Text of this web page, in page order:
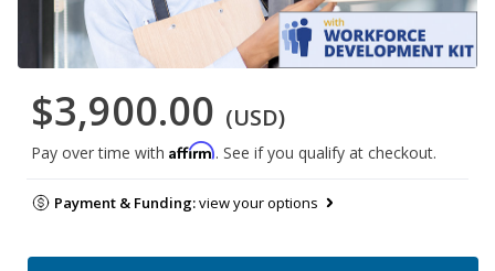
$3,900.00 (USD)
Pay over time with Affirm. See if you qualify at checkout.
Payment & Funding:view your options